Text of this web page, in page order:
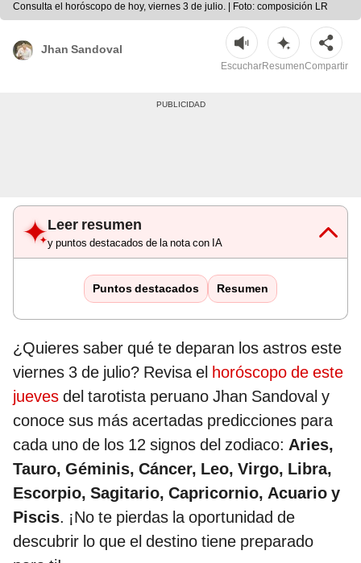
Consulta el horóscopo de hoy, viernes 3 de julio. | Foto: composición LR
Jhan Sandoval
EscucharResumenCompartir
Leer resumen
y puntos destacados de la nota con IA
Puntos destacados Resumen
¿Quieres saber qué te deparan los astros este
viernes 3 de julio? Revisa el horóscopo de este
jueves del tarotista peruano Jhan Sandoval y
conoce sus más acertadas predicciones para
cada uno de los 12 signos del zodiaco: Aries,
Tauro, Géminis, Cáncer, Leo, Virgo, Libra,
Escorpio, Sagitario, Capricornio, Acuario y
Piscis. ¡No te pierdas la oportunidad de
descubrir lo que el destino tiene preparado